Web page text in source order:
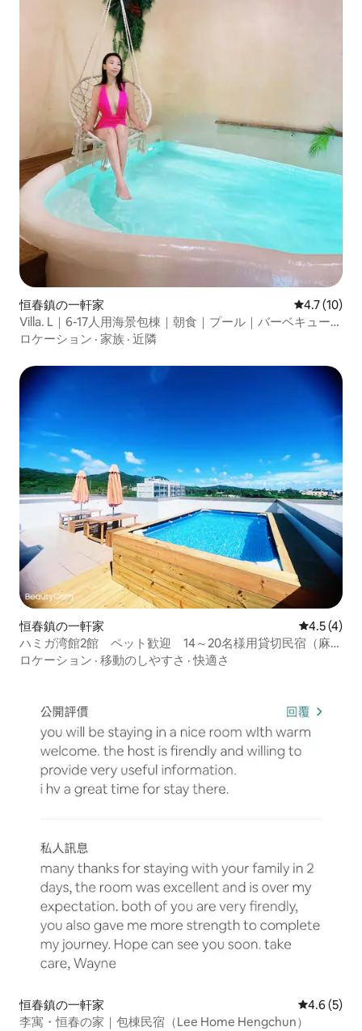
恒春鎮の一軒家 レビュー10
4.7 (10)
Villa. L｜6-17人用海景包棟｜朝食｜プール｜バーベキュー
｜麻雀｜KTV｜ペット｜海辺3分｜恆春墾丁南灣
ロケーション · 家族 · 近隣
恒春鎮の一軒家 レビュー4
4.5 (4)
ハミガ湾館2館 ペット歓迎 14～20名様用貸切民宿（麻
雀、バーベキュー、カラオケ、プール）
ロケーション · 移動のしやすさ ·快適さ
恒春鎮の一軒家 レビュー5
4.6 (5)
李寓・恒春の家｜包棟民宿（Lee Home Hengchun）